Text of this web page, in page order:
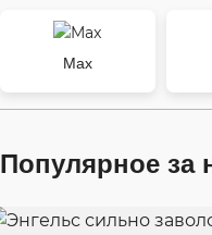
Max
Популярное за